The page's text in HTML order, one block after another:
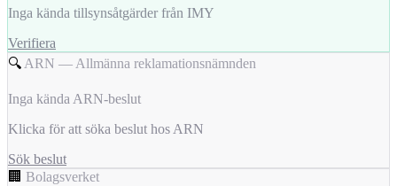
Inga kända tillsynsåtgärder från IMY
Verifiera
🔍 ARN — Allmänna reklamationsnämnden
Inga kända ARN-beslut
Klicka för att söka beslut hos ARN
Sök beslut
🏢 Bolagsverket